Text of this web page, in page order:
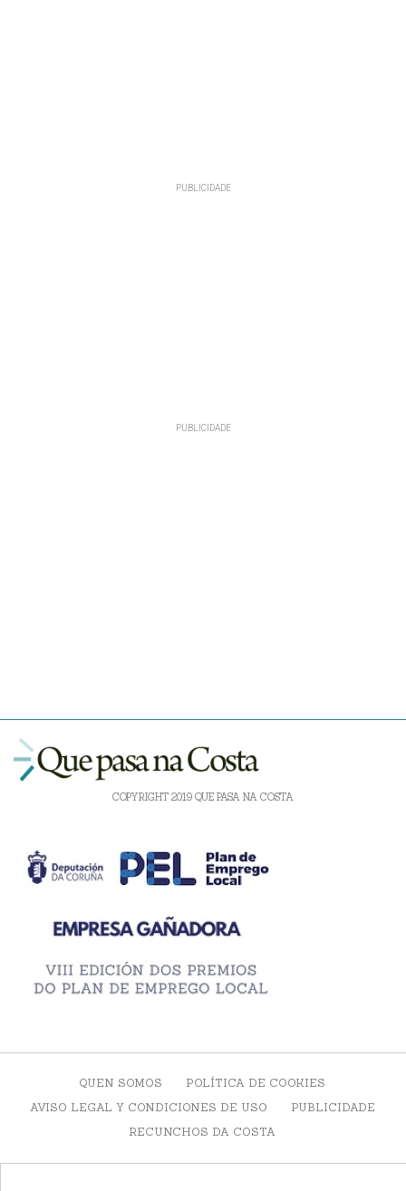
COPYRIGHT 2019 QUE PASA NA COSTA
QUEN SOMOS
POLÍTICA DE COOKIES
AVISO LEGAL Y CONDICIONES DE USO
PUBLICIDADE
RECUNCHOS DA COSTA